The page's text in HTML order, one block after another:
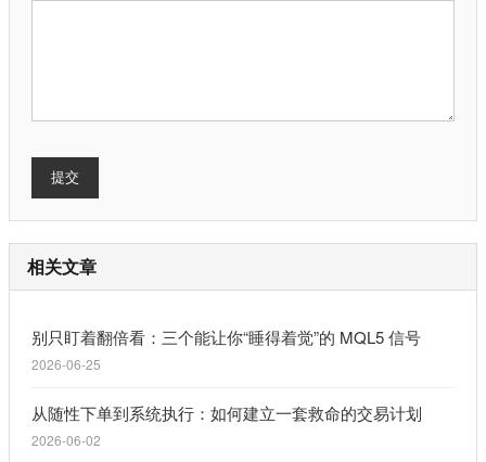
提交
相关文章
别只盯着翻倍看：三个能让你“睡得着觉”的 MQL5 信号
2026-06-25
从随性下单到系统执行：如何建立一套救命的交易计划
2026-06-02